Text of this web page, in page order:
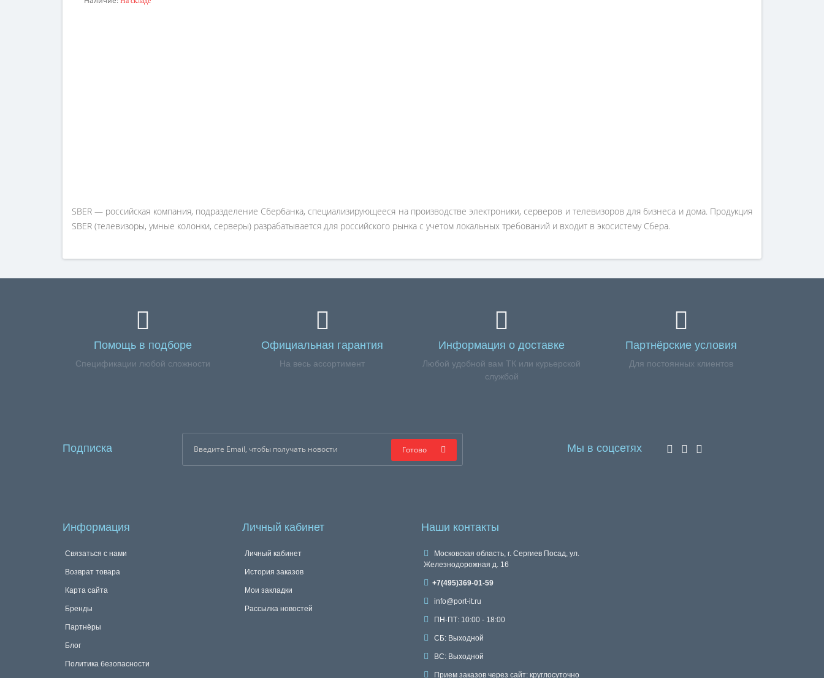
В корзину
SBER — российская компания, подразделение Сбербанка, специализирующееся на производстве электроники, серверов и телевизоров для бизнеса и дома. Продукция
SBER (телевизоры, умные колонки, серверы) разрабатывается для российского рынка с учетом локальных требований и входит в экосистему Сбера.
Помощь в подборе
Спецификации любой сложности
Официальная гарантия
На весь ассортимент
Информация о доставке
Любой удобной вам ТК или курьерской
службой
Партнёрские условия
Для постоянных клиентов
Подписка Готово Мы в соцсетях
Информация
Связаться с нами
Возврат товара
Карта сайта
Бренды
Партнёры
Блог
Политика безопасности
Личный кабинет
Личный кабинет
История заказов
Мои закладки
Рассылка новостей
Наши контакты
Московская область, г. Сергиев Посад, ул.
Железнодорожная д. 16
+7(495)369-01-59
info@port-it.ru
ПН-ПТ: 10:00 - 18:00
СБ: Выходной
ВС: Выходной
Прием заказов через сайт: круглосуточно